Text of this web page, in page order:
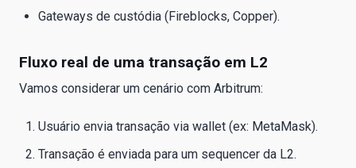
Gateways de custódia (Fireblocks, Copper).
Fluxo real de uma transação em L2
Vamos considerar um cenário com Arbitrum:
Usuário envia transação via wallet (ex: MetaMask).
Transação é enviada para um sequencer da L2.